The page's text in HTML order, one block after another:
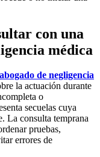
con una
médica
abogado de negligencia
la actuación durante
o
secuelas cuya
La consulta temprana
pruebas,
errores de